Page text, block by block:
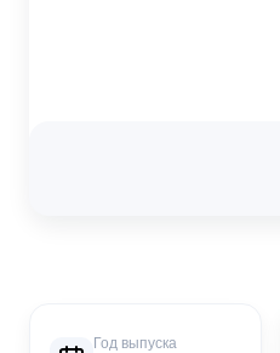
Год выпуска